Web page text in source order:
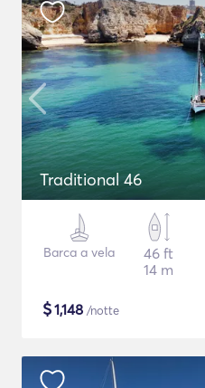
Traditional 46
Barca a vela
46 ft
14 m
$1,148 /notte